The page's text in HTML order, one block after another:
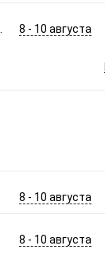
8 - 10 августа
8 - 10 августа
8 - 10 августа